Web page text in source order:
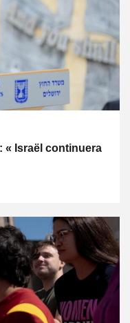
« Israël continuera